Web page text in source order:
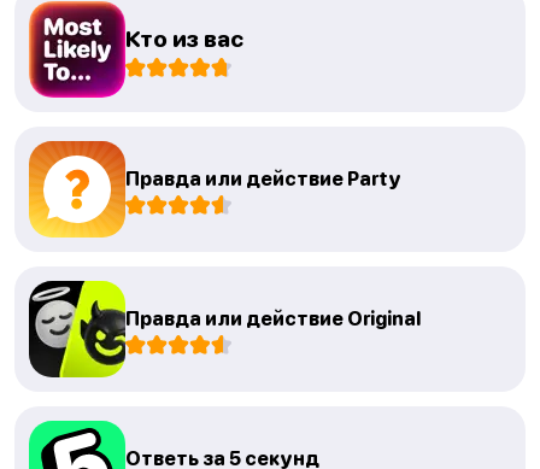
Кто из вас
Правда или действие Party
Правда или действие Original
Ответь за 5 секунд